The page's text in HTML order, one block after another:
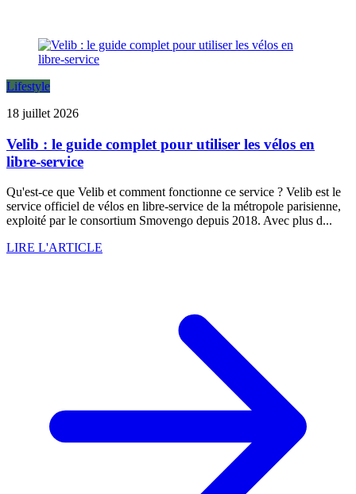
Lifestyle
18 juillet 2026
Velib : le guide complet pour utiliser les vélos en
libre-service
Qu'est-ce que Velib et comment fonctionne ce service ? Velib est le
service officiel de vélos en libre-service de la métropole parisienne,
exploité par le consortium Smovengo depuis 2018. Avec plus d...
LIRE L'ARTICLE